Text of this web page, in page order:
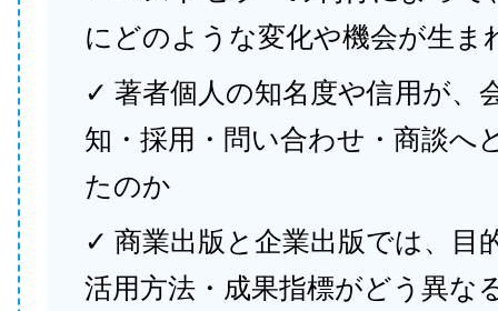
にどのような変化や機会が生ま
✓ 著者個人の知名度や信用が、
知・採用・問い合わせ・商談へ
たのか
✓ 商業出版と企業出版では、目
活用方法・成果指標がどう異な